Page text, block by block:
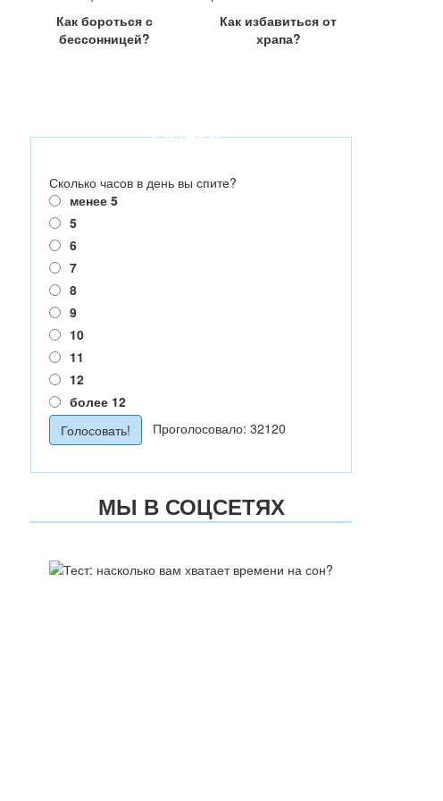
Как бороться с
бессонницей?
Как избавиться от
храпа?
ОПРОС
Сколько часов в день вы спите?
менее 5
5
6
7
8
9
10
11
12
более 12
Проголосовало: 32120
МЫ В СОЦСЕТЯХ